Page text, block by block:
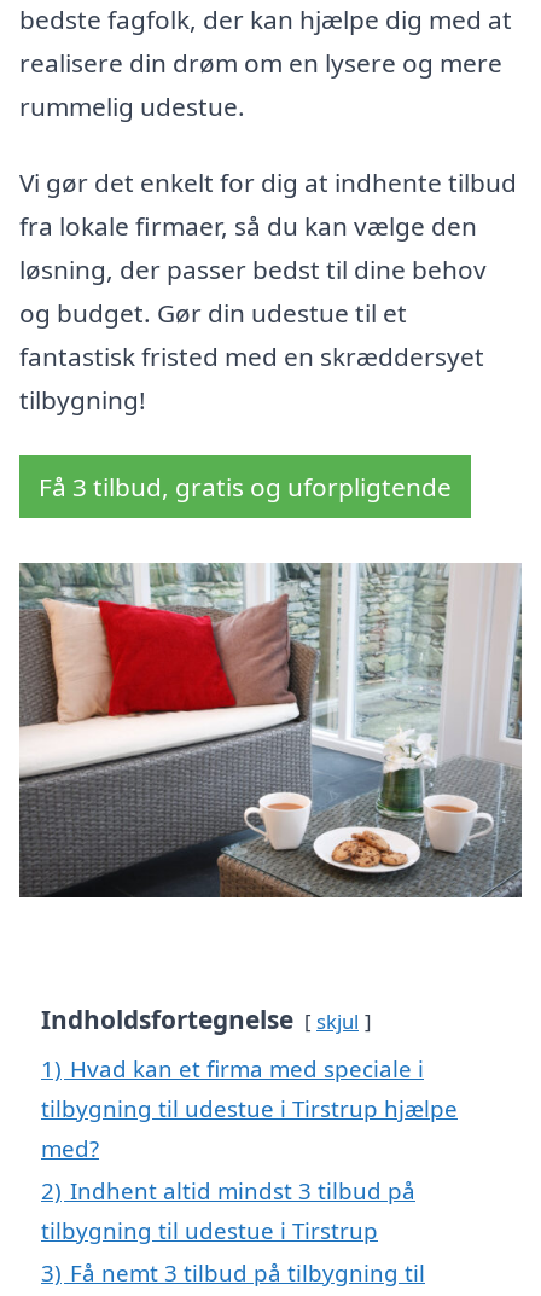
bedste fagfolk, der kan hjælpe dig med at
realisere din drøm om en lysere og mere
rummelig udestue.
Vi gør det enkelt for dig at indhente tilbud
fra lokale firmaer, så du kan vælge den
løsning, der passer bedst til dine behov
og budget. Gør din udestue til et
fantastisk fristed med en skræddersyet
tilbygning!
Få 3 tilbud, gratis og uforpligtende
Indholdsfortegnelse skjul
1) Hvad kan et firma med speciale i
tilbygning til udestue i Tirstrup hjælpe
med?
2) Indhent altid mindst 3 tilbud på
tilbygning til udestue i Tirstrup
3) Få nemt 3 tilbud på tilbygning til